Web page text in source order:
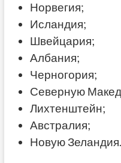
Норвегия;
Исландия;
Швейцария;
Албания;
Черногория;
Северную
Лихтенштейн;
Австралия;
Новую Зеландия.